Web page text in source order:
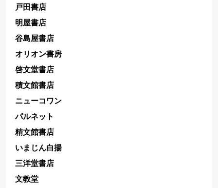
戸田書店
明屋書店
谷島屋書店
オリオン書房
啓文堂書店
積文館書店
ニューコワン
パルネット
精文館書店
いまじん白揚
三洋堂書店
文教堂